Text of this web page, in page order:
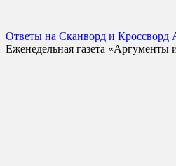
Ответы на Сканворд и
Еженедельная газета «Аргументы